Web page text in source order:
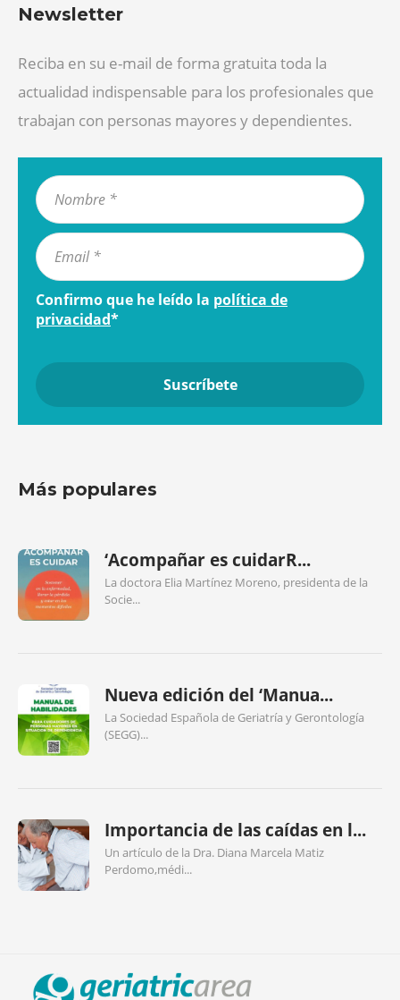
Newsletter
Reciba en su e-mail de forma gratuita toda la
actualidad indispensable para los profesionales que
trabajan con personas mayores y dependientes.
Confirmo que he leído la política de
privacidad*
Más populares
‘Acompañar es cuidarR...
La doctora Elia Martínez Moreno, presidenta de la
Socie...
Nueva edición del ‘Manua...
La Sociedad Española de Geriatría y Gerontología
(SEGG)...
Importancia de las caídas en l...
Un artículo de la Dra. Diana Marcela Matiz
Perdomo,médi...